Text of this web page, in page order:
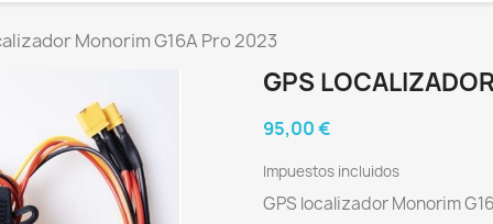
Monorim G16A Pro 2023
GPS
95,00 €
Impuestos incluidos
GPS localizador Monorim